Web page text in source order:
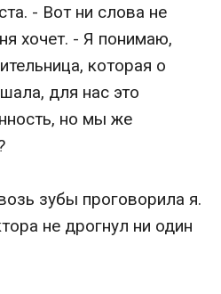
- Вот ни слова не
хочет. - Я понимаю,
которая о
для нас это
но мы же
зубы проговорила я.
не дрогнул ни один